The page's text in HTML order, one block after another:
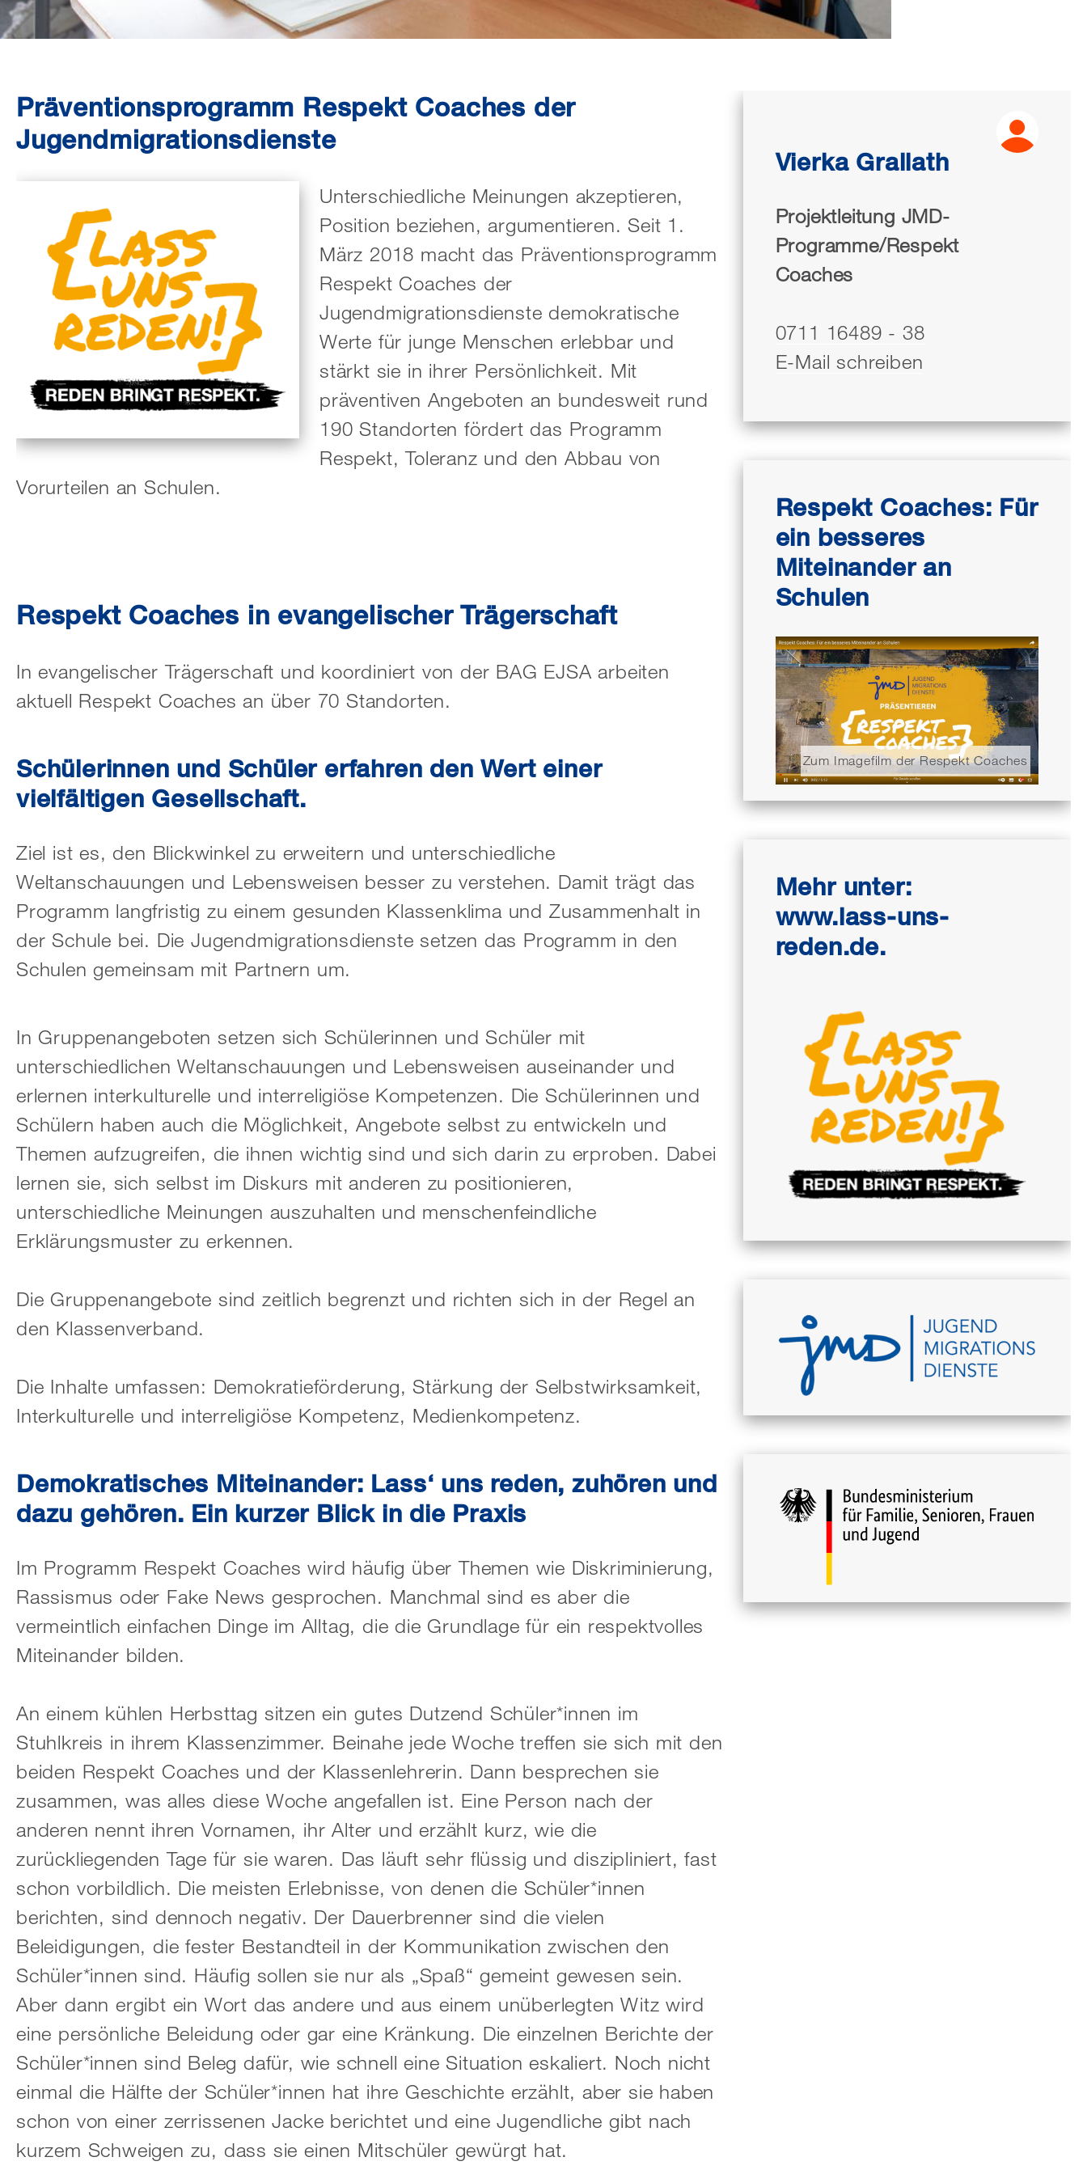
Präventionsprogramm Respekt Coaches der
Jugendmigrationsdienste
Unterschiedliche Meinungen akzeptieren,
Position beziehen, argumentieren. Seit 1.
März 2018 macht das Präventionsprogramm
Respekt Coaches der
Jugendmigrationsdienste demokratische
Werte für junge Menschen erlebbar und
stärkt sie in ihrer Persönlichkeit. Mit
präventiven Angeboten an bundesweit rund
190 Standorten fördert das Programm
Respekt, Toleranz und den Abbau von
Vorurteilen an Schulen.
Respekt Coaches in evangelischer Trägerschaft
In evangelischer Trägerschaft und koordiniert von der BAG EJSA arbeiten
aktuell Respekt Coaches an über 70 Standorten.
Schülerinnen und Schüler erfahren den Wert einer
vielfältigen Gesellschaft.
Ziel ist es, den Blickwinkel zu erweitern und unterschiedliche
Weltanschauungen und Lebensweisen besser zu verstehen. Damit trägt das
Programm langfristig zu einem gesunden Klassenklima und Zusammenhalt in
der Schule bei. Die Jugendmigrationsdienste setzen das Programm in den
Schulen gemeinsam mit Partnern um.
In Gruppenangeboten setzen sich Schülerinnen und Schüler mit
unterschiedlichen Weltanschauungen und Lebensweisen auseinander und
erlernen interkulturelle und interreligiöse Kompetenzen. Die Schülerinnen und
Schülern haben auch die Möglichkeit, Angebote selbst zu entwickeln und
Themen aufzugreifen, die ihnen wichtig sind und sich darin zu erproben. Dabei
lernen sie, sich selbst im Diskurs mit anderen zu positionieren,
unterschiedliche Meinungen auszuhalten und menschenfeindliche
Erklärungsmuster zu erkennen.
Die Gruppenangebote sind zeitlich begrenzt und richten sich in der Regel an
den Klassenverband.
Die Inhalte umfassen: Demokratieförderung, Stärkung der Selbstwirksamkeit,
Interkulturelle und interreligiöse Kompetenz, Medienkompetenz.
Demokratisches Miteinander: Lass‘ uns reden, zuhören und
dazu gehören. Ein kurzer Blick in die Praxis
Im Programm Respekt Coaches wird häufig über Themen wie Diskriminierung,
Rassismus oder Fake News gesprochen. Manchmal sind es aber die
vermeintlich einfachen Dinge im Alltag, die die Grundlage für ein respektvolles
Miteinander bilden.
An einem kühlen Herbsttag sitzen ein gutes Dutzend Schüler*innen im
Stuhlkreis in ihrem Klassenzimmer. Beinahe jede Woche treffen sie sich mit den
beiden Respekt Coaches und der Klassenlehrerin. Dann besprechen sie
zusammen, was alles diese Woche angefallen ist. Eine Person nach der
anderen nennt ihren Vornamen, ihr Alter und erzählt kurz, wie die
zurückliegenden Tage für sie waren. Das läuft sehr flüssig und diszipliniert, fast
schon vorbildlich. Die meisten Erlebnisse, von denen die Schüler*innen
berichten, sind dennoch negativ. Der Dauerbrenner sind die vielen
Beleidigungen, die fester Bestandteil in der Kommunikation zwischen den
Schüler*innen sind. Häufig sollen sie nur als „Spaß“ gemeint gewesen sein.
Aber dann ergibt ein Wort das andere und aus einem unüberlegten Witz wird
eine persönliche Beleidung oder gar eine Kränkung. Die einzelnen Berichte der
Schüler*innen sind Beleg dafür, wie schnell eine Situation eskaliert. Noch nicht
einmal die Hälfte der Schüler*innen hat ihre Geschichte erzählt, aber sie haben
schon von einer zerrissenen Jacke berichtet und eine Jugendliche gibt nach
kurzem Schweigen zu, dass sie einen Mitschüler gewürgt hat.
Vierka Grallath
Projektleitung JMD-
Programme/Respekt
Coaches
0711 16489 - 38
E-Mail schreiben
Respekt Coaches: Für
ein besseres
Miteinander an
Schulen
Zum Imagefilm der Respekt Coaches
Mehr unter:
www.lass-uns-
reden.de.